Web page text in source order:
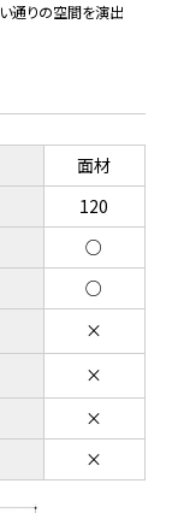
通りの空間を演出
面材
120
○
○
×
×
×
×